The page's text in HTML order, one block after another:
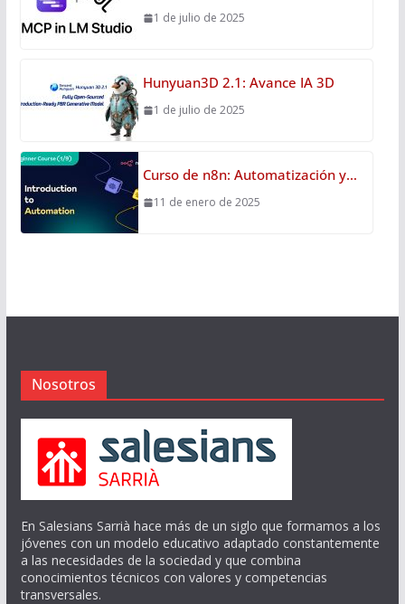
1 de julio de 2025
Hunyuan3D 2.1: Avance IA 3D
1 de julio de 2025
Curso de n8n: Automatización y…
11 de enero de 2025
Nosotros
En Salesians Sarrià hace más de un siglo que formamos a los
jóvenes con un modelo educativo adaptado constantemente
a las necesidades de la sociedad y que combina
conocimientos técnicos con valores y competencias
transversales.